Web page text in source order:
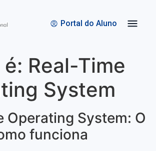
Portal do Aluno
Real-Time
System
Operating System: O
funciona